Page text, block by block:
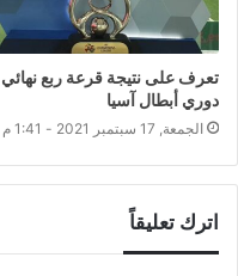
تعرف على نتيجة قرعة ربع نهائي
دوري أبطال آسيا
الجمعة, 17 سبتمبر 2021 - 1:41 م
اترك تعليقاً